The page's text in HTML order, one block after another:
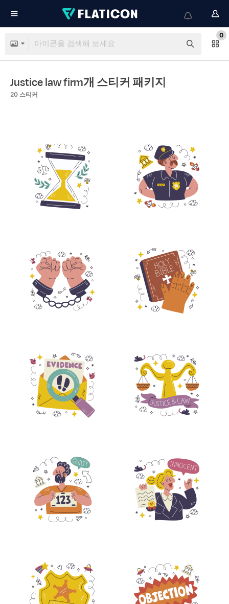
0
Justice law firm개 스티커 패키지
20 스티커